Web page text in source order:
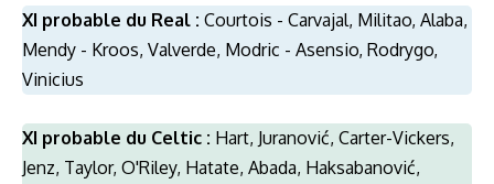
XI probable du Real : Courtois - Carvajal, Militao, Alaba,
Mendy - Kroos, Valverde, Modric - Asensio, Rodrygo,
Vinicius
XI probable du Celtic : Hart, Juranović, Carter-Vickers,
Jenz, Taylor, O'Riley, Hatate, Abada, Haksabanović,